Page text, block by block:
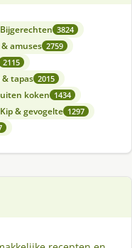
Bijgerechten 3824
amuses 2759
2115
& tapas 2015
koken 1434
Kip & gevogelte 1297